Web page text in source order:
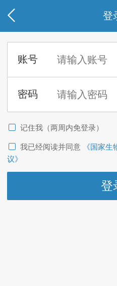
登
记住我（两周内免登录）
我已经阅读并同意
《国家
议》